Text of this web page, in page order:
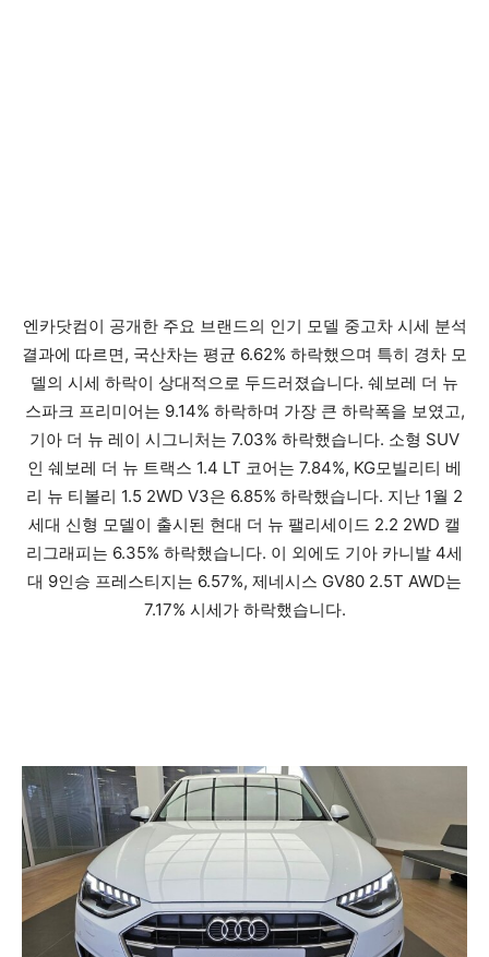
엔카닷컴이 공개한 주요 브랜드의 인기 모델 중고차 시세 분석
결과에 따르면, 국산차는 평균 6.62% 하락했으며 특히 경차 모
델의 시세 하락이 상대적으로 두드러졌습니다. 쉐보레 더 뉴
스파크 프리미어는 9.14% 하락하며 가장 큰 하락폭을 보였고,
기아 더 뉴 레이 시그니처는 7.03% 하락했습니다. 소형 SUV
인 쉐보레 더 뉴 트랙스 1.4 LT 코어는 7.84%, KG모빌리티 베
리 뉴 티볼리 1.5 2WD V3은 6.85% 하락했습니다. 지난 1월 2
세대 신형 모델이 출시된 현대 더 뉴 팰리세이드 2.2 2WD 캘
리그래피는 6.35% 하락했습니다. 이 외에도 기아 카니발 4세
대 9인승 프레스티지는 6.57%, 제네시스 GV80 2.5T AWD는
7.17% 시세가 하락했습니다.